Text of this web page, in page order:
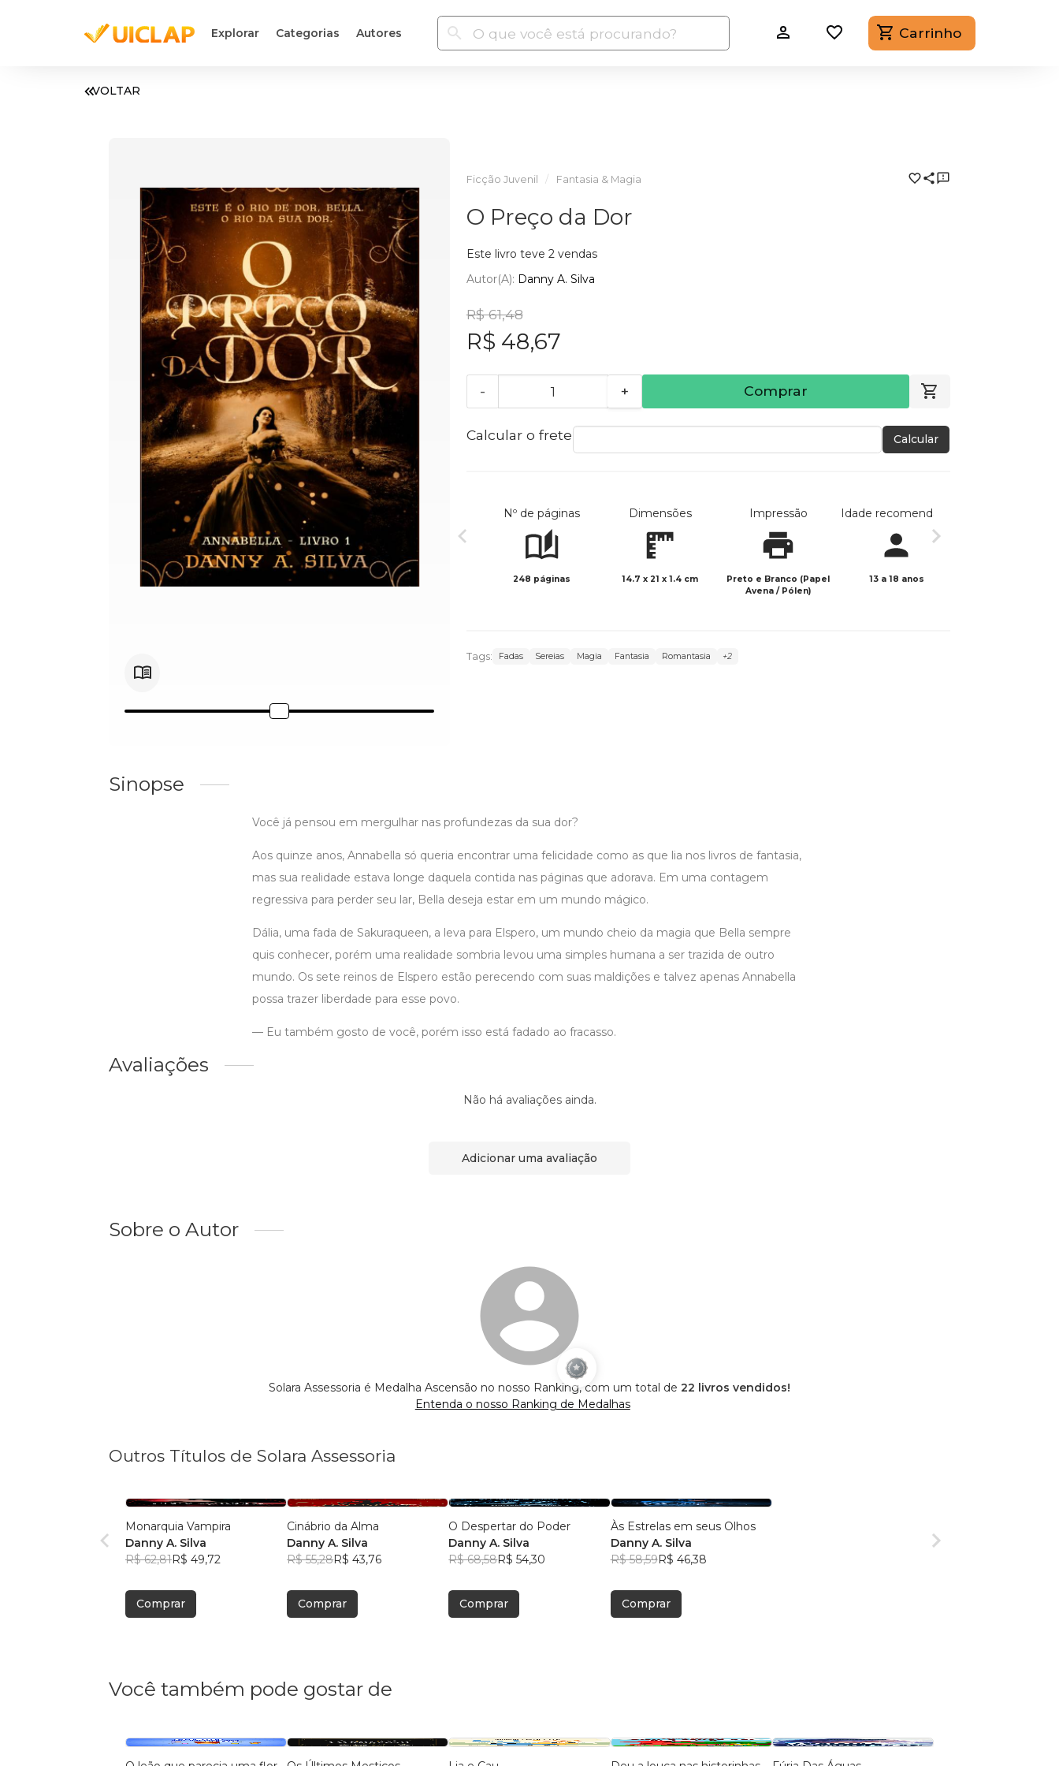
Explorar Categorias Autores Carrinho
VOLTAR
Ficção Juvenil Fantasia & Magia
O Preço da Dor
Este livro teve 2 vendas
Autor(a): Danny A. Silva
R$ 61,48
R$ 48,67
- + Comprar
Calcular o frete Calcular
Nº de páginas
248 páginas
Dimensões
14.7 x 21 x 1.4 cm
Impressão
Preto e Branco (Papel
Avena / Pólen)
Idade recomendada
13 a 18 anos
Tags: Fadas Sereias Magia Fantasia Romantasia +2
Sinopse
Você já pensou em mergulhar nas profundezas da sua dor?
Aos quinze anos, Annabella só queria encontrar uma felicidade como as que lia nos livros de fantasia,
mas sua realidade estava longe daquela contida nas páginas que adorava. Em uma contagem
regressiva para perder seu lar, Bella deseja estar em um mundo mágico.
Dália, uma fada de Sakuraqueen, a leva para Elspero, um mundo cheio da magia que Bella sempre
quis conhecer, porém uma realidade sombria levou uma simples humana a ser trazida de outro
mundo. Os sete reinos de Elspero estão perecendo com suas maldições e talvez apenas Annabella
possa trazer liberdade para esse povo.
— Eu também gosto de você, porém isso está fadado ao fracasso.
Avaliações
Não há avaliações ainda.
Adicionar uma avaliação
Sobre o Autor
Solara Assessoria é Medalha Ascensão no nosso Ranking, com um total de 22 livros vendidos!
Entenda o nosso Ranking de Medalhas
Outros Títulos de Solara Assessoria
Monarquia Vampira
Danny A. Silva
R$ 62,81R$ 49,72
Comprar
Cinábrio da Alma
Danny A. Silva
R$ 55,28R$ 43,76
Comprar
O Despertar do Poder
Danny A. Silva
R$ 68,58R$ 54,30
Comprar
Às Estrelas em seus Olhos
Danny A. Silva
R$ 58,59R$ 46,38
Comprar
Você também pode gostar de